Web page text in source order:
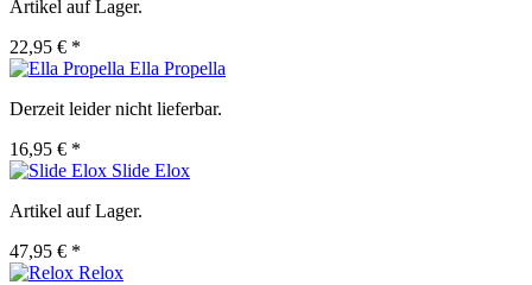
Artikel auf Lager.
22,95 € *
Ella Propella
Derzeit leider nicht lieferbar.
16,95 € *
Slide Elox
Artikel auf Lager.
47,95 € *
Relox